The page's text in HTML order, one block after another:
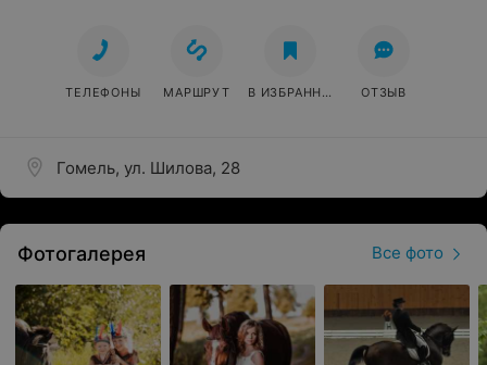
Гомель, ул. Шилова, 28
ТЕЛЕФОНЫ МАРШРУТ В ИЗБРАННОЕ ОТЗЫВ
Фотогалерея Все фото